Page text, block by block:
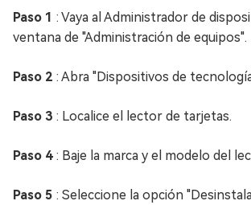
Paso 1 : Vaya al Administrador de
ventana de "Administración de equipos".
Paso 2 : Abra "Dispositivos de
Paso 3 : Localice el lector de tarjetas.
Paso 4 : Baje la marca y el modelo del
Paso 5 : Seleccione la opción